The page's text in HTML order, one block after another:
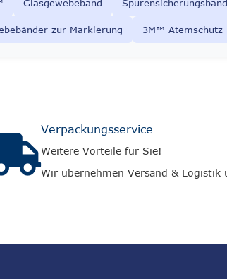
Glasgewebeband
zur Markierung 3M™ Atemschutz
Verpackungsservice
Weitere Vorteile für Sie!
Wir übernehmen Versand & Logistik